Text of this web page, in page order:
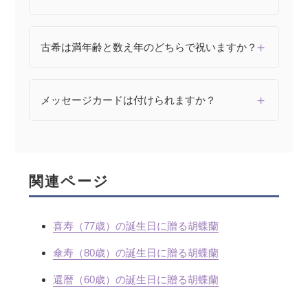
古希は満年齢と数え年のどちらで祝いますか？
メッセージカードは付けられますか？
関連ページ
喜寿（77歳）の誕生日に贈る胡蝶蘭
傘寿（80歳）の誕生日に贈る胡蝶蘭
還暦（60歳）の誕生日に贈る胡蝶蘭